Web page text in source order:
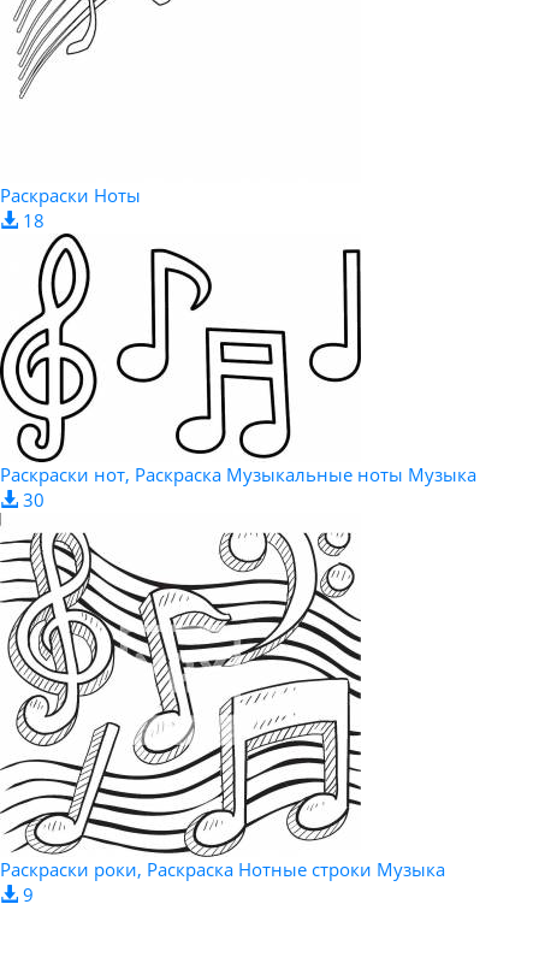
Раскраски Ноты
18
Раскраски нот, Раскраска Музыкальные ноты Музыка
30
Раскраски роки, Раскраска Нотные строки Музыка
9